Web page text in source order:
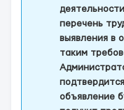
перечень
выявления в
таким
объявление